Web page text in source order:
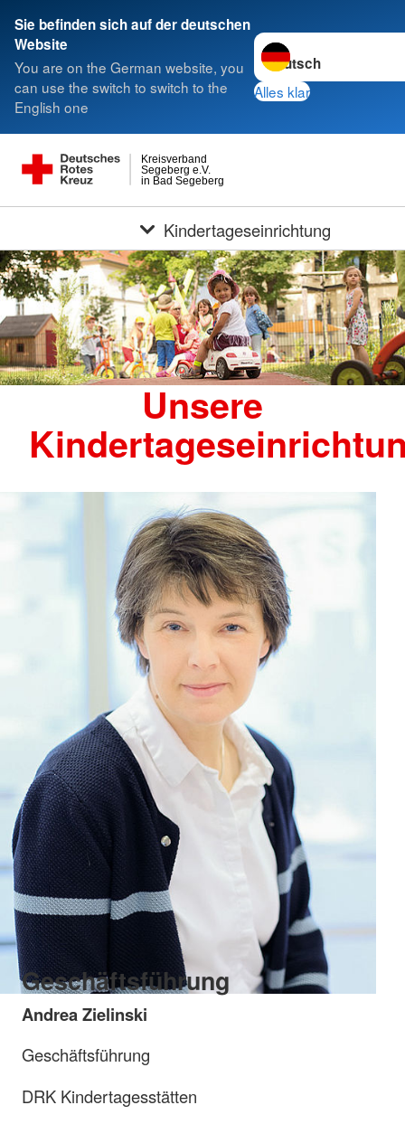
Sie befinden sich auf der deutschen
Website
You are on the German website, you
can use the switch to switch to the
English one
Sprache wechseln zu
Alles klar
in Bad Segeberg
Segeberg e.V.
Kreisverband
Kindertageseinrichtung
Unsere
Geschäftsführung
Andrea Zielinski
Geschäftsführung
DRK Kindertagesstätten